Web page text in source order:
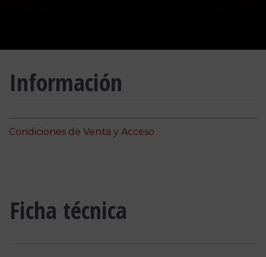
Información
Condiciones de Venta y Acceso
Ficha técnica